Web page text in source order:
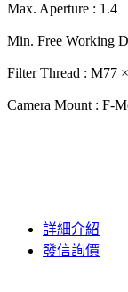
Max. Aperture : 1.4
Min. Free Working
Filter Thread : M77
Camera Mount : F-
詳細介紹
發信詢價